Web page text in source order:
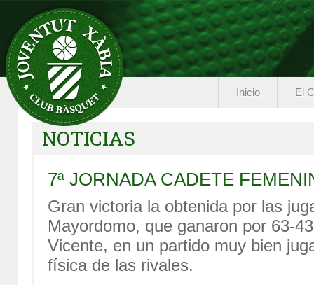
Inicio El
NOTICIAS
7ª JORNADA CADETE
Gran victoria la obtenida por las
Mayordomo, que ganaron por 63-
Vicente, en un partido muy bien
física de las rivales.